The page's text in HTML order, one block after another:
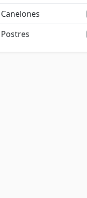
Canelones
Postres